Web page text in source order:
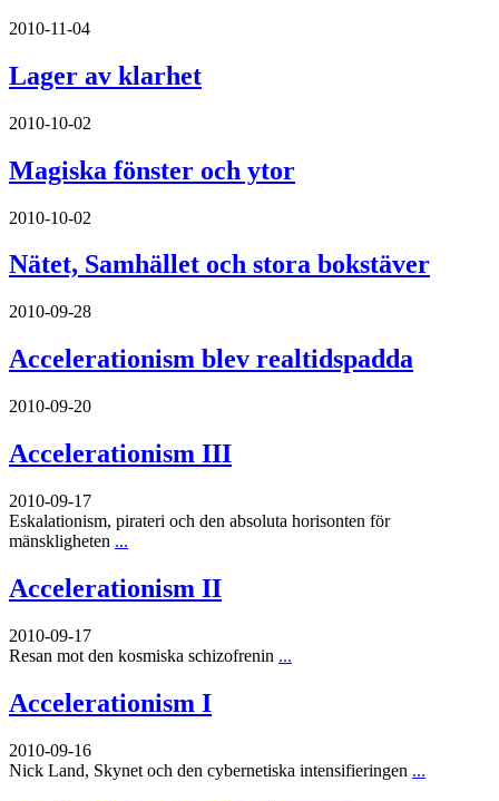
2010-11-04
Lager av klarhet
2010-10-02
Magiska fönster och ytor
2010-10-02
Nätet, Samhället och stora bokstäver
2010-09-28
Accelerationism blev realtidspadda
2010-09-20
Accelerationism III
2010-09-17
Eskalationism, pirateri och den absoluta horisonten för
mänskligheten ...
Accelerationism II
2010-09-17
Resan mot den kosmiska schizofrenin ...
Accelerationism I
2010-09-16
Nick Land, Skynet och den cybernetiska intensifieringen ...